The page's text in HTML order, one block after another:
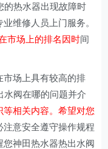
的热水器出现故障时
维修人员上门服务。
市场上的排名因时间
市场上具有较高的排
水阀在哪的问题并介
等相关内容。希望对您
意安全遵守操作规程
神田热水器热出水阀